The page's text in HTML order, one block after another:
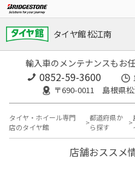
タイヤ館 松江南
輸入車のメンテナンスもお
0852-59-3600
〒690-0011 島根県
タイヤ・ホイール専門
店のタイヤ館
都道府県か
ら探す
店舗おススメ